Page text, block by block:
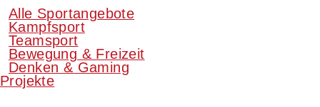
Alle Sportangebote
Kampfsport
Teamsport
Bewegung & Freizeit
Denken & Gaming
Projekte